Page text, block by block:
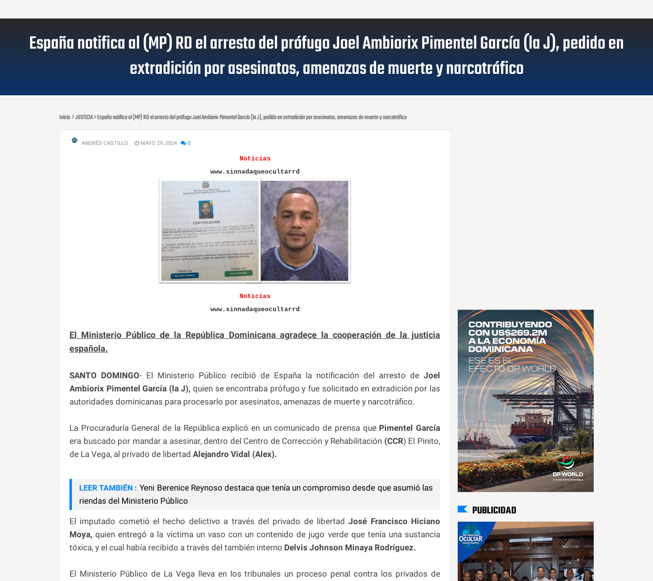
España notifica al (MP) RD el arresto del prófugo Joel Ambiorix Pimentel García (la J), pedido en
extradición por asesinatos, amenazas de muerte y narcotráfico
Inicio JUSTICIA España notifica al (MP) RD el arresto del prófugo Joel Ambiorix Pimentel García (la J), pedido en extradición por asesinatos, amenazas de muerte y narcotráfico
ANDRÉS CASTILLO MAYO 29, 2024 0
Noticias
www.sinnadaqueocultarrd
Noticias
www.sinnadaqueocultarrd
El Ministerio Público de la República Dominicana agradece la cooperación de la justicia
española.
SANTO DOMINGO- El Ministerio Público recibió de España la notificación del arresto de Joel
Ambiorix Pimentel García (la J), quien se encontraba prófugo y fue solicitado en extradición por las
autoridades dominicanas para procesarlo por asesinatos, amenazas de muerte y narcotráfico.
La Procuraduría General de la República explicó en un comunicado de prensa que Pimentel García
era buscado por mandar a asesinar, dentro del Centro de Corrección y Rehabilitación (CCR) El Pinito,
de La Vega, al privado de libertad Alejandro Vidal (Alex).
LEER TAMBIÉN : Yeni Berenice Reynoso destaca que tenía un compromiso desde que asumió las
riendas del Ministerio Público
El imputado cometió el hecho delictivo a través del privado de libertadJosé Francisco Hiciano
Moya, quien entregó a la víctima un vaso con un contenido de jugo verde que tenía una sustancia
tóxica, y el cual había recibido a través del también interno Delvis Johnson Minaya Rodríguez.
El Ministerio Público de La Vega lleva en los tribunales un proceso penal contra los privados de
PUBLICIDAD